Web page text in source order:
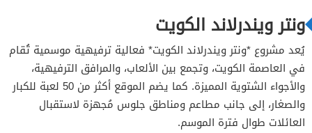
ونتر ويندرلاند الكويت
يُعد مشروع *ونتر ويندرلاند الكويت* فعالية ترفيهية موسمية تُقام
في العاصمة الكويت، وتجمع بين الألعاب، والمرافق الترفيهية،
والأجواء الشتوية المميزة. كما يضم الموقع أكثر من 50 لعبة للكبار
والصغار، إلى جانب مطاعم ومناطق جلوس مُجهزة لاستقبال
العائلات طوال فترة الموسم.